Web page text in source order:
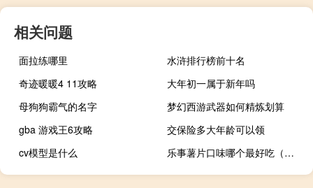
相关问题
面拉练哪里
水浒排行榜前十名
奇迹暖暖4 11攻略
大年初一属于新年吗
母狗狗霸气的名字
梦幻西游武器如何精炼划算
gba 游戏王6攻略
交保险多大年龄可以领
cv模型是什么
乐事薯片口味哪个最好吃（乐事薯片口味）